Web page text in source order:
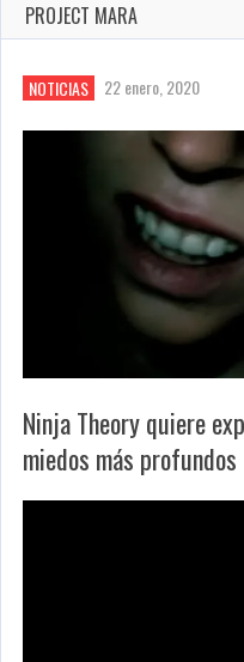
PROJECT MARA
NOTICIAS 22 enero, 2020
Ninja Theory quiere
miedos más